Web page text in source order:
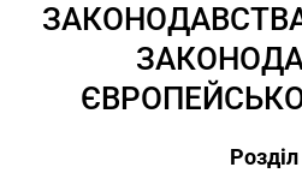
Розділ I